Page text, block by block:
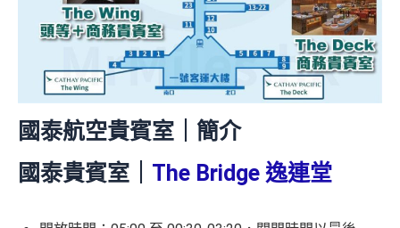
食肆、酒店及海外簽賬HK$4 = 1里！勁抵無上限賺里
數食飯卡！(2024年6月8日起)
國泰、香港快運合資格簽賬HK$3＝1里
換里數免手續費
里數啱晒唔想煩嘅里友
一樣食到渣打信用卡優惠及Mastercard優惠
國泰航空貴賓室｜簡介
國泰貴賓室
The Bridge 逸連堂